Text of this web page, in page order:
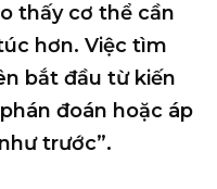
thấy cơ thể cần
hơn. Việc tìm
bắt đầu từ kiến
đoán hoặc áp
trước”.